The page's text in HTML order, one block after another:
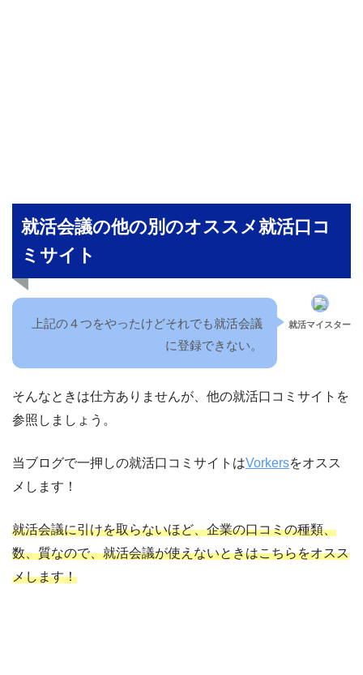
就活会議の他の別のオススメ就活口コ
ミサイト
就活マイスター
上記の４つをやったけどそれでも就活会議
に登録できない。
そんなときは仕方ありませんが、他の就活口コミサイトを
参照しましょう。
当ブログで一押しの就活口コミサイトはVorkersをオスス
メします！
就活会議に引けを取らないほど、企業の口コミの種類、
数、質なので、就活会議が使えないときはこちらをオスス
メします！